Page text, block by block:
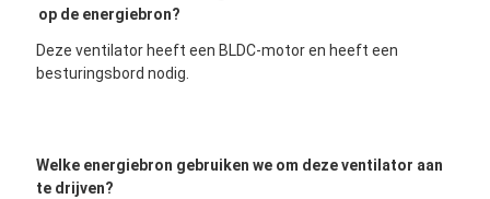
op de energiebron?
Deze ventilator heeft een BLDC-motor en heeft een
besturingsbord nodig.
Welke energiebron gebruiken we om deze ventilator aan
te drijven?